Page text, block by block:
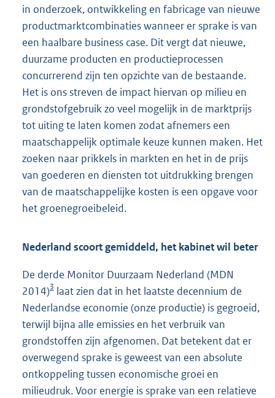
in onderzoek, ontwikkeling en fabricage van nieuwe
productmarktcombinaties wanneer er sprake is van
een haalbare business case. Dit vergt dat nieuwe,
duurzame producten en productieprocessen
concurrerend zijn ten opzichte van de bestaande.
Het is ons streven de impact hiervan op milieu en
grondstofgebruik zo veel mogelijk in de marktprijs
tot uiting te laten komen zodat afnemers een
maatschappelijk optimale keuze kunnen maken. Het
zoeken naar prikkels in markten en het in de prijs
van goederen en diensten tot uitdrukking brengen
van de maatschappelijke kosten is een opgave voor
het groenegroeibeleid.
Nederland scoort gemiddeld, het kabinet wil beter
De derde Monitor Duurzaam Nederland (MDN
2014)3 laat zien dat in het laatste decennium de
Nederlandse economie (onze productie) is gegroeid,
terwijl bijna alle emissies en het verbruik van
grondstoffen zijn afgenomen. Dat betekent dat er
overwegend sprake is geweest van een absolute
ontkoppeling tussen economische groei en
milieudruk. Voor energie is sprake van een relatieve